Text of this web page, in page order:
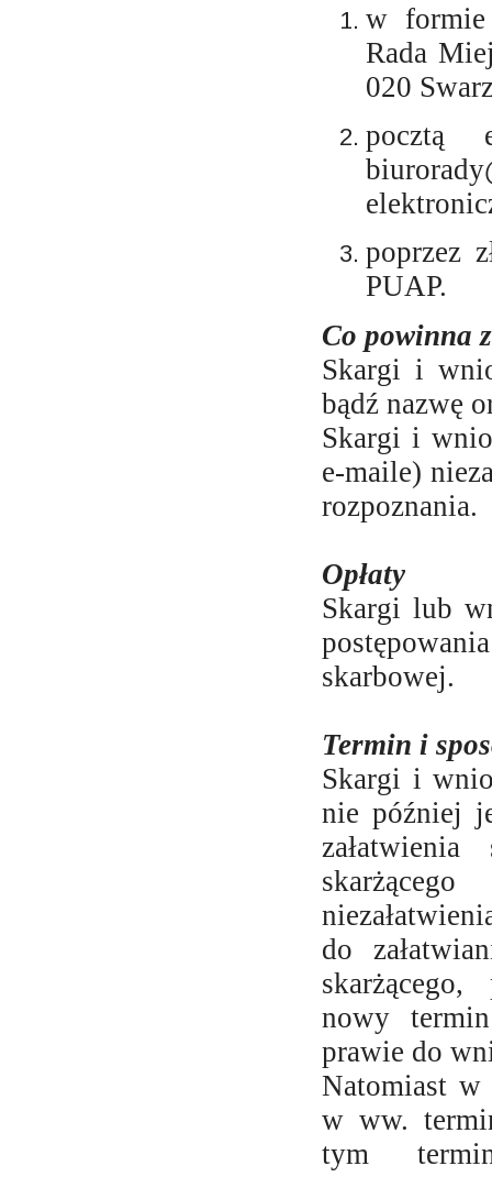
w formie
Rada
020
pocztą
poprzez
PUAP.
Co powinna
Skargi i
bądź nazwę
Skargi i
e-maile)
rozpoznania.
Opłaty
Skargi lub
skarbowej.
Termin i
Skargi i
nie później
do
nowy
prawie do
Natomiast w
w ww.
tym